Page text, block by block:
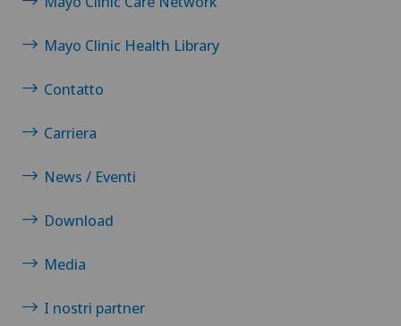
Mayo Clinic Health Library
Contatto
Carriera
News / Eventi
Download
Media
I nostri partner